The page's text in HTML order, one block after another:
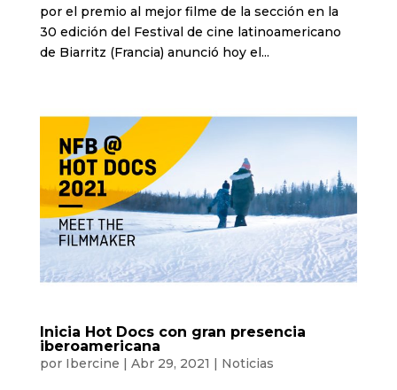
por el premio al mejor filme de la sección en la
30 edición del Festival de cine latinoamericano
de Biarritz (Francia) anunció hoy el...
Inicia Hot Docs con gran presencia
iberoamericana
por Ibercine Abr 29, 2021 Noticias